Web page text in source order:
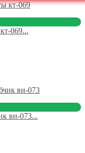
069...
ви-073...